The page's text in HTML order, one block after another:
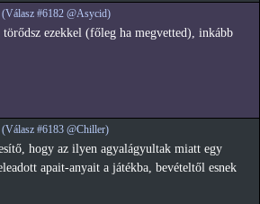
(Válasz #6182 @Asycid)
ezekkel (főleg ha megvetted), inkább
(Válasz #6183 @Chiller)
hogy az ilyen agyalágyultak miatt egy
apait-anyait a játékba, bevételtől esnek